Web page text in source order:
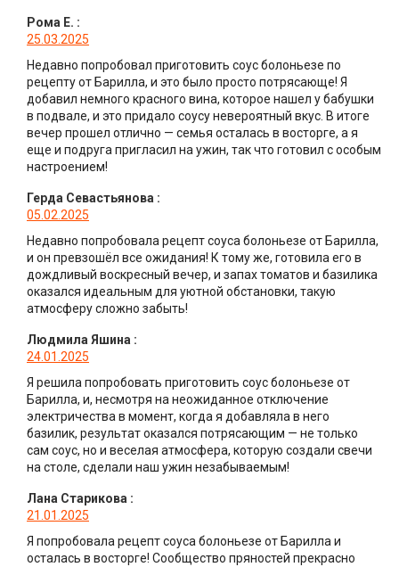
Рома Е. :
25.03.2025
Недавно попробовал приготовить соус болоньезе по
рецепту от Барилла, и это было просто потрясающе! Я
добавил немного красного вина, которое нашел у бабушки
в подвале, и это придало соусу невероятный вкус. В итоге
вечер прошел отлично — семья осталась в восторге, а я
еще и подруга пригласил на ужин, так что готовил с особым
настроением!
Герда Севастьянова :
05.02.2025
Недавно попробовала рецепт соуса болоньезе от Барилла,
и он превзошёл все ожидания! К тому же, готовила его в
дождливый воскресный вечер, и запах томатов и базилика
оказался идеальным для уютной обстановки, такую
атмосферу сложно забыть!
Людмила Яшина :
24.01.2025
Я решила попробовать приготовить соус болоньезе от
Барилла, и, несмотря на неожиданное отключение
электричества в момент, когда я добавляла в него
базилик, результат оказался потрясающим — не только
сам соус, но и веселая атмосфера, которую создали свечи
на столе, сделали наш ужин незабываемым!
Лана Старикова :
21.01.2025
Я попробовала рецепт соуса болоньезе от Барилла и
осталась в восторге! Сообщество пряностей прекрасно